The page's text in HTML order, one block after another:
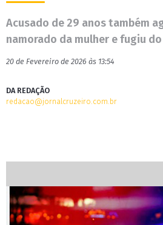
Acusado de 29 anos também
namorado da mulher e fugiu
20 de Fevereiro de 2026 às 13:54
DA REDAÇÃO
redacao@jornalcruzeiro.com.br